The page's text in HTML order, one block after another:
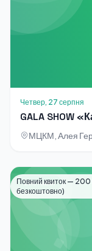
Четвер, 27 серпня
GALA SHOW
МЦКМ, Алея
Виставки
Повний квиток — 200
безкоштовно)